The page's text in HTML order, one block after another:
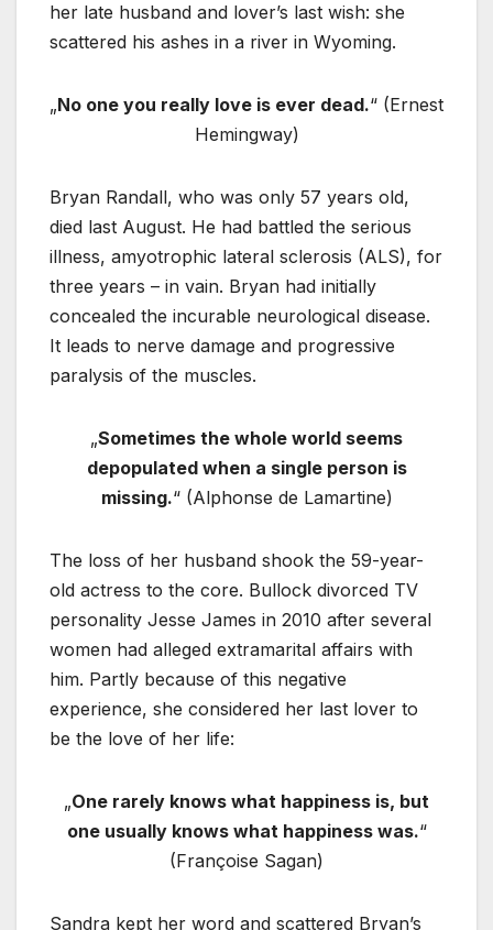
her late husband and lover’s last wish: she
scattered his ashes in a river in Wyoming.
„No one you really love is ever dead.“ (Ernest
Hemingway)
Bryan Randall, who was only 57 years old,
died last August. He had battled the serious
illness, amyotrophic lateral sclerosis (ALS), for
three years – in vain. Bryan had initially
concealed the incurable neurological disease.
It leads to nerve damage and progressive
paralysis of the muscles.
„Sometimes the whole world seems
depopulated when a single person is
missing.“ (Alphonse de Lamartine)
The loss of her husband shook the 59-year-
old actress to the core. Bullock divorced TV
personality Jesse James in 2010 after several
women had alleged extramarital affairs with
him. Partly because of this negative
experience, she considered her last lover to
be the love of her life:
„One rarely knows what happiness is, but
one usually knows what happiness was.“
(Françoise Sagan)
Sandra kept her word and scattered Bryan’s